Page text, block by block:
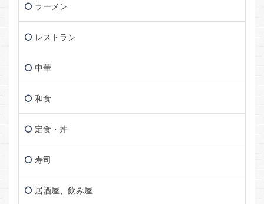
ラーメン
レストラン
中華
和食
定食・丼
寿司
居酒屋、飲み屋